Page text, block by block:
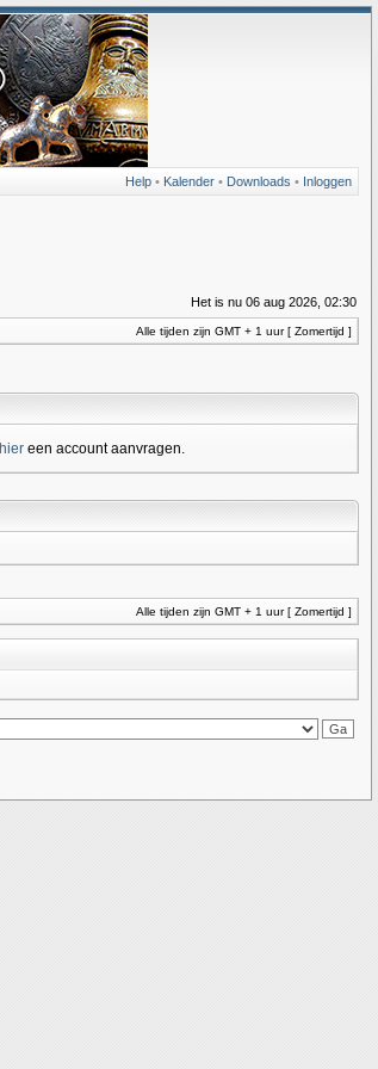
Help • Kalender • Downloads • Inloggen
Het is nu 06 aug 2026, 02:30
Alle tijden zijn GMT + 1 uur [ Zomertijd ]
hiereen account aanvragen.
Alle tijden zijn GMT + 1 uur [ Zomertijd ]